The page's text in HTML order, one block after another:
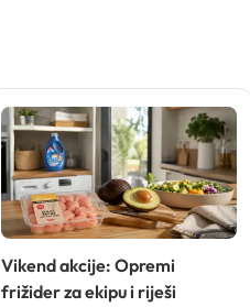
Vikend akcije: Opremi
frižider za ekipu i riješi